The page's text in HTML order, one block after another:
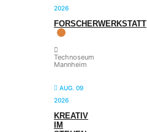
2026
FORSCHERWERKSTATT
Technoseum
Mannheim
AUG. 09
2026
KREATIV
IM